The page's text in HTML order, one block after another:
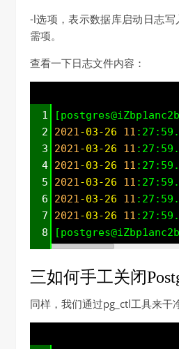
-l选项，表示数据库启动日志
需项。
查看一下日志文件内容：
1
2
2021-03-26 11
3
2021-03-26 11
4 2021-03-26 11
5
2021-03-26 11
6
2021-03-26 11
7
2021-03-26 11
8
三如何手工关闭
同样，我们通过pg_ctl工具来干